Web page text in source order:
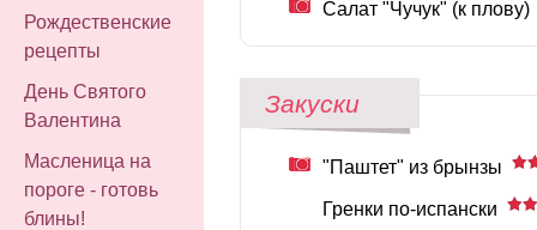
Рождественские
рецепты
День Святого
Валентина
Масленица на
пороге - готовь
блины!
Салат "Чучук" (к плову)
Закуски
"Паштет" из брынзы
Гренки по-испански